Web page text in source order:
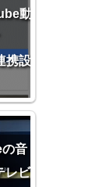
動
携設
音
レビ